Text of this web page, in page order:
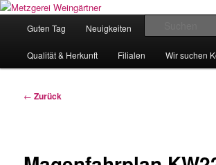
Zum
wechseln
Metzgerei Weingärtner
Eislingens leckere Adresse
Guten Tag Neuigkeiten
Qualität & Herkunft Filialen Wir suchen
Beitragsnavigation
← Zurück